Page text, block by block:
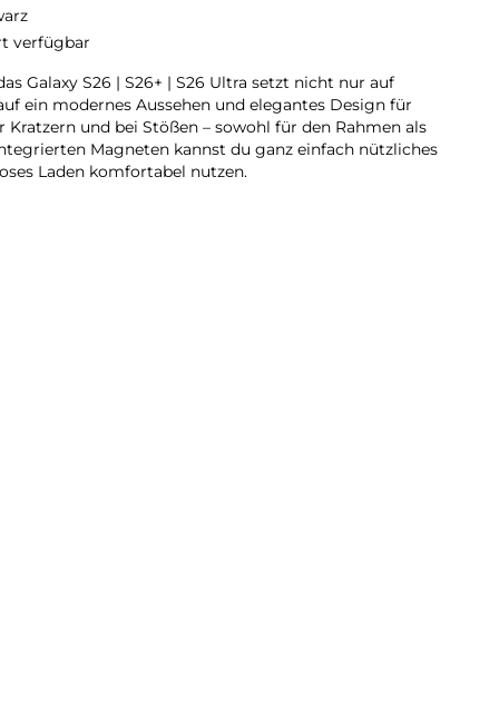
verfügbar
Galaxy S26 | S26+ | S26 Ultra setzt nicht nur auf
ein modernes Aussehen und elegantes Design für
und bei Stößen – sowohl für den Rahmen als
Magneten kannst du ganz einfach nützliches
Laden komfortabel nutzen.